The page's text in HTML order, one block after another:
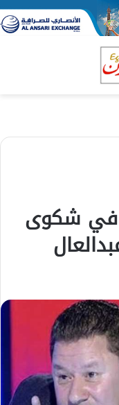
في شكوى